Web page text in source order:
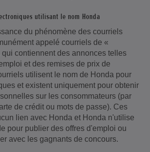
utilisant le nom Honda
du phénomène des courriels
appelé courriels de «
qui contiennent des annonces telles
et des remises de prix de
utilisent le nom de Honda pour
et existent uniquement pour obtenir
sur les consommateurs (par
de crédit ou mots de passe). Ces
lien avec Honda et Honda n'utilise
pour publier des offres d'emploi ou
avec les gagnants de concours.